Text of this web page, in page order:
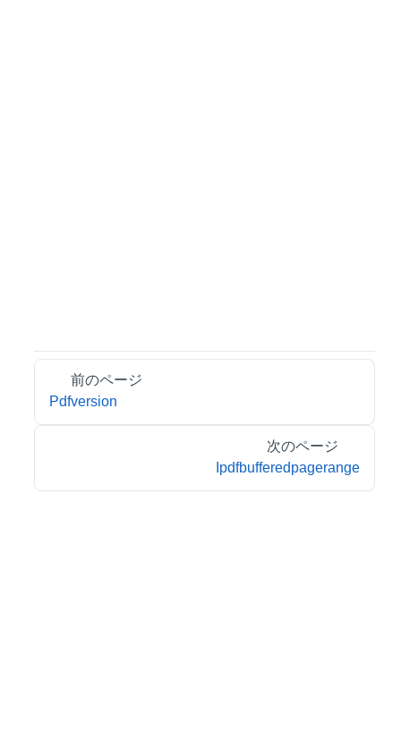
前のページ
Pdfversion
次のページ
Ipdfbufferedpagerange